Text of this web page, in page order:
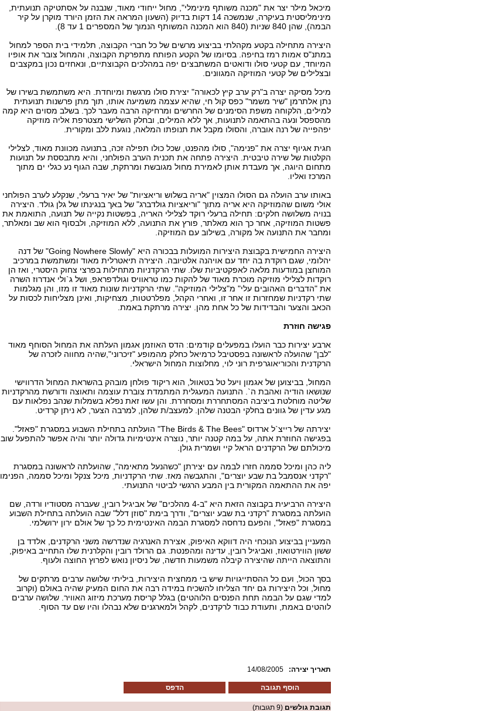
מיכאל מילר יצר את "מכנה משותף מינימלי", מחול ייחודי מאוד, שנבנה על אסתטיקה תנועתית,
מינימליסטית בעיקרה, שנמשכה 14 דקות בדיוק (השעון המראה את הזמן היורד מוקרן על קיר
הבמה), שהן 840 שניות (840 הוא המכנה המשותף הנמוך של המספרים 1 עד 8).
היצירה מתחילה בקטע מקהלתי בביצוע מרשים של כל חברי הקבוצה, תלמידי בית הספר למחול
במתנ"ס אמות רמז בחיפה. בסיומו של הקטע הפותח מתפרקת הקבוצה, והמחול צובר את אופיו
המיוחד, עם קטעי סולו ודואטים המשתבצים יפה במהלכים הקבוצתיים, ונאחזים נכון במקצבים
ובצלילים של קטעי המוזיקה המגוונים.
מיכל מסיקה יצרה ב"רק ערב קיץ לכאורה" יצירת סולו מרגשת ומיוחדת. היא משתמשת בשירו של
נתן אלתרמן "שיר משמר" כפס קול חי, שהיא עצמה משמיעה אותו, תוך מתן פרשנות תנועתית
למילים, הלקוחה משפת הסימנים של החרשים ומרחיקה הרבה מעבר לכך. בשלב מסוים היא קמה
מהספסל ונעה בהתאמה לתנועות, אך ללא המילים, ובחלק השלישי מצטרפת אליה מוזיקה
יפהפייה של רנה אוברה, והסולו מקבל את תנופתו המלאה, נוגעת ללב ומקורית.
חגית אגיוף יצרה את "פנימה", סולו מהפנט, שכל כולו תפילה זכה, בתנועה מכוונת מאוד, לצלילי
הקלטות של שירה טיבטית. היצירה פתחה את תכנית הערב הפולחני, והיא מתבססת על תנועות
מתחום היוגה, אך מעבדת אותן לאמירת מחול מגובשת ומרתקת, שבה הגוף נע כגלי ים מתוך
המרכז ואליו.
באותו ערב הועלה גם הסולו המצוין "אריה בשלוש וריאציות" של יאיר ברעלי, שנקלע לערב הפולחני
אולי משום שהמוזיקה היא אריה מתוך "וריאציות גולדברג" של באך בנגינתו של גלן גולד. היצירה
בנויה משלושה חלקים: תחילה ברעלי רוקד לצלילי האריה, בפשטות נקייה של תנועה, התואמת את
פשטות המוזיקה, אחר כך הוא מאלתר, פורץ את התנועה, ללא המוזיקה, ולבסוף הוא שב ומאלתר,
ומחבר את התנועה אל מקורה, בשילוב עם המוזיקה.
היצירה החמישית בקבוצת היצירות המועלות בבכורה היא "Going Nowhere Slowly" של דנה
יהלומי, שגם רוקדת בה יחד עם אויהנה אלטיובה. היצירה תיאטרלית מאוד ומשתמשת במרכיב
המוחצן במודעות מלאה לאפקטיביות שלו. שתי הרקדניות מתחילות בפרצי צחוק היסטרי, ואז הן
רוקדות לצלילי מוזיקה מוכרת מאוד של להקות כמו טראוויס וגולדפראפ, ושל ג`ולי אנדרוז השרה
את "הדברים האהובים עלי" מ"צלילי המוזיקה". שתי הרקדניות שונות מאוד זו מזו, והן מגלמות
שתי רקדניות שמחזרות זו אחר זו, ואחרי הקהל, מפלרטטות, מצחיקות, ואינן מצליחות לכסות על
הכאב והצער והבדידות של כל אחת מהן. יצירה מרתקת באמת.
פגישה חוזרת
ארבע יצירות כבר הועלו במפעלים קודמים: הדס האוזמן אגמון העלתה את המחול הסוחף מאוד
"לבן" שהועלה לראשונה בפסטיבל כרמיאל כחלק מהמופע "זיכרוני",שהיה מחווה לזכרה של
הרקדנית והכוריאוגרפית רוני לוי, מחלוצות המחול הישראלי.
המחול, בביצוען של אגמון ויעל טל בטאוול, הוא ריקוד פולחן מובהק בהשראת המחול הדרווישי
שנושאו הודיה ואהבת ה`. התנועה המעגלית המתמדת צוברת עוצמה ותאוצה ודורשת מהרקדניות
שליטה מוחלטת ביציבה המסתחררת ומסחררת. והן עשו זאת נפלא בשמלות שנהב נפלאות עם
מגע עדין של גוונים בחלקי הבטנה שלהן. למעצב/ת שלהן, למרבה הצער, לא ניתן קרדיט.
יצירתה של רייצ`ל ארדוס "The Birds & The Bees" הועלתה בתחילת השבוע במסגרת "פאזל".
בפגישה החוזרת אתה, על במה קטנה יותר, נוצרה אינטימיות גדולה יותר והיה אפשר להתפעל שוב
מיכולתם של הרקדנים הראל קיי ושמרית גולן.
ליה כהן ומיכל סממה חזרו לבמה עם יצירתן "כשהנעל מתאימה", שהועלתה לראשונה במסגרת
"רקדני אנסמבל בת שבע יוצרים", והתגבשה מאז. שתי הרקדניות, מיכל צנקל ומיכל סממה, הפנימו
יפה את ההתאמה המקורית בין המבע הרגשי לביטוי התנועתי.
היצירה הרביעית בקבוצה הזאת היא "ב-4 מהלכים" של אביגיל רובין, שעברה מסטודיו ורדה, שם
הועלתה במסגרת "רקדני בת שבע יוצרים", ודרך בימת "סוזן דלל" שבה הועלתה בתחילת השבוע
במסגרת "פאזל", והפעם נדחסה למסגרת הבמה האינטימית כל כך של אולם ירון ירושלמי.
המעניין בביצוע הנוכחי היה דווקא האיפוק, אצירת האנרגיה שנדרשה משני הרקדנים, אלדד בן
ששון הווירטואוז, ואביגיל רובין, עדינה ומהפנטת. גם הרולד רובין והקלרנית שלו התחייב באיפוק,
והתוצאה הייתה שהיצירה קיבלה משמעות חדשה, של ניסיון נואש לפרוץ החוצה ולעוף.
בסך הכול, ועם כל ההסתייגויות שיש בי ממחצית היצירות, ביליתי שלושה ערבים מרתקים של
מחול, וכל היצירות גם יחד הצליחו להשכיח במידה רבה את החום המעיק שהיה באולם (וקרוב
למדי שגם על הבמה תחת הפנסים הלוהטים) בגלל קריסת מערכת מיזוג האוויר. שלושה ערבים
לוהטים באמת, ותעודת כבוד לרקדנים, לקהל ולמארגנים שלא נבהלו והיו שם עד הסוף.
14/08/2005 :תאריך יצירה
הדפס הוסף תגובה
תגובת גולשים (9 תגובות)